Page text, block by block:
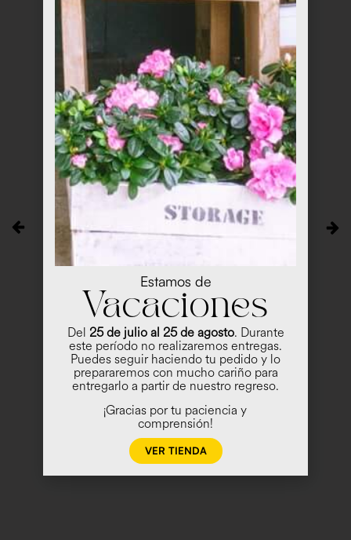
Estamos de
Vacaciones
Del 25 de julio al 25 de agosto. Durante
este período no realizaremos entregas.
Puedes seguir haciendo tu pedido y lo
prepararemos con mucho cariño para
entregarlo a partir de nuestro regreso.
¡Gracias por tu paciencia y
comprensión!
VER TIENDA